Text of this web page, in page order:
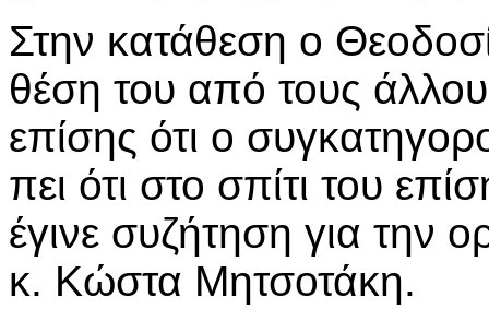
Στην κατάθεση ο
θέση του από τους
επίσης ότι ο
πει ότι στο σπίτι του
έγινε συζήτηση για την
κ. Κώστα Μητσοτάκη.